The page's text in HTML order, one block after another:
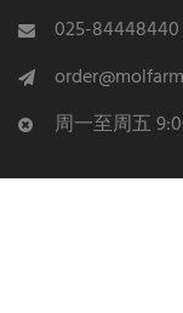
025-84448440
周一至周五